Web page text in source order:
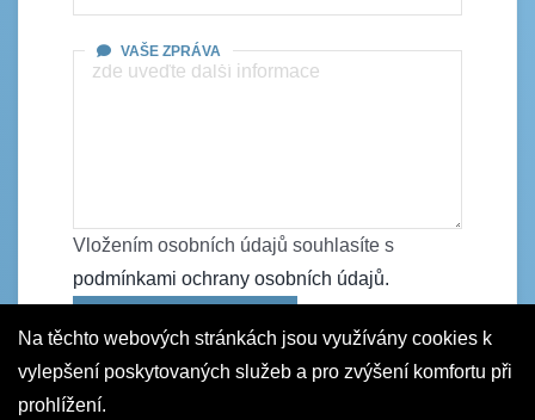
VAŠE ZPRÁVA
Vložením osobních údajů souhlasíte s
podmínkami ochrany osobních údajů.
Na těchto webových stránkách jsou využívány cookies k
vylepšení poskytovaných služeb a pro zvýšení komfortu při
prohlížení.